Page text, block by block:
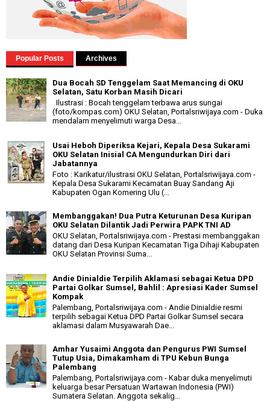
Popular Posts Archives
Dua Bocah SD Tenggelam Saat Memancing di OKU
Selatan, Satu Korban Masih Dicari
Ilustrasi : Bocah tenggelam terbawa arus sungai
(foto/kompas.com) OKU Selatan, Portalsriwijaya.com - Duka
mendalam menyelimuti warga Desa...
Usai Heboh Diperiksa Kejari, Kepala Desa Sukarami
OKU Selatan Inisial CA Mengundurkan Diri dari
Jabatannya
Foto : Karikatur/ilustrasi OKU Selatan, Portalsriwijaya.com -
Kepala Desa Sukarami Kecamatan Buay Sandang Aji
Kabupaten Ogan Komering Ulu (...
Membanggakan! Dua Putra Keturunan Desa Kuripan
OKU Selatan Dilantik Jadi Perwira PAPK TNI AD
OKU Selatan, Portalsriwijaya.com - Prestasi membanggakan
datang dari Desa Kuripan Kecamatan Tiga Dihaji Kabupaten
OKU Selatan Provinsi Suma...
Andie Dinialdie Terpilih Aklamasi sebagai Ketua DPD
Partai Golkar Sumsel, Bahlil : Apresiasi Kader Sumsel
Kompak
Palembang, Portalsriwijaya.com - Andie Dinialdie resmi
terpilih sebagai Ketua DPD Partai Golkar Sumsel secara
aklamasi dalam Musyawarah Dae...
Amhar Yusaimi Anggota dan Pengurus PWI Sumsel
Tutup Usia, Dimakamham di TPU Kebun Bunga
Palembang
Palembang, Portalsriwijaya.com - Kabar duka menyelimuti
keluarga besar Persatuan Wartawan Indonesia (PWI)
Sumatera Selatan. Anggota sekalig...